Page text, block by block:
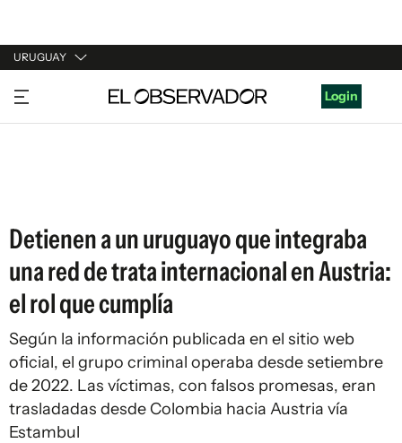
URUGUAY
URUGUAY
ARGENTINA
Login
Detienen a un uruguayo que integraba
una red de trata internacional en Austria:
el rol que cumplía
Según la información publicada en el sitio web
oficial, el grupo criminal operaba desde setiembre
de 2022. Las víctimas, con falsos promesas, eran
trasladadas desde Colombia hacia Austria vía
Estambul